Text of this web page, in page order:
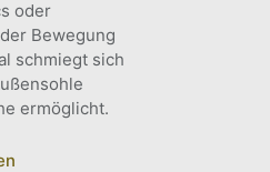
oder
Bewegung
schmiegt sich
ermöglicht.